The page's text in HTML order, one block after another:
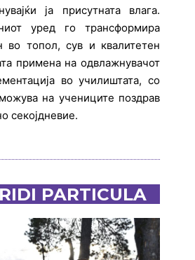
ја присутната влага.
уред го трансформира
во топол, сув и квалитетен
примена на одвлажнувачот
во училиштата, со
на учениците поздрав
секојдневие.
PARTICULA